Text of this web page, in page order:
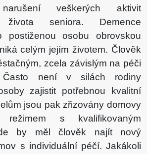
veškerých aktivit
života seniora. Demence
postiženou osobu obrovskou
celým jejím životem. Člověk
zcela závislým na péči
Často není v silách rodiny
zajistit potřebnou kvalitní
jsou pak zřizovány domovy
s kvalifikovaným
by měl člověk najít nový
s individuální péčí. Jakákoli